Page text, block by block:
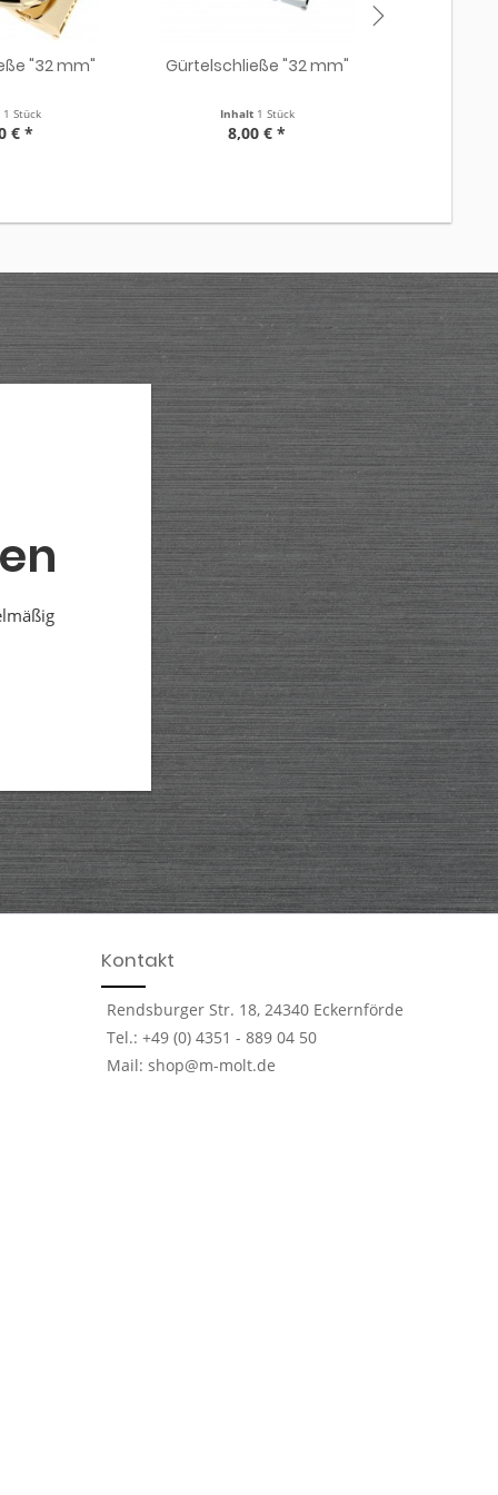
"32 mm"
1 Stück
€ *
Gürtelschließe "32 mm"
Inhalt 1 Stück
8,00 € *
Kontakt
Rendsburger Str. 18, 24340 Eckernförde
Tel.: +49 (0) 4351 - 889 04 50
Mail: shop@m-molt.de